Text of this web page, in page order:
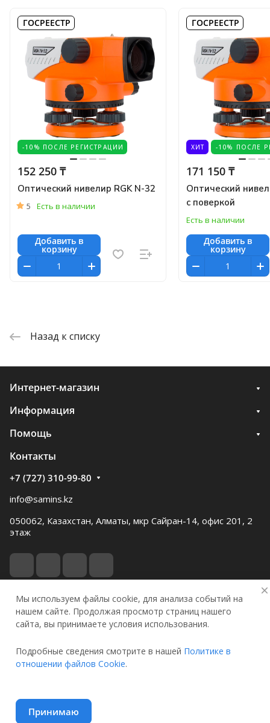
-10% ПОСЛЕ РЕГИСТРАЦИИ
ГОСРЕЕСТР
152 250 ₸
Оптический нивелир RGK N-32
5 Есть в наличии
Добавить в
корзину
ХИТ -10% ПОСЛЕ
ГОСРЕЕСТР
171 150 ₸
Оптический
с поверкой
Есть в наличии
Добавить в
корзину
Назад к списку
Интернет-магазин
Информация
Помощь
Контакты
+7 (727) 310-99-80
info@samins.kz
050062, Казахстан, Алматы, мкр Сайран-14, офис 201, 2
этаж
© 2026 Samgau instruments
Мы используем файлы cookie, для анализа событий на
нашем сайте. Продолжая просмотр страниц нашего
сайта, вы принимаете условия использования.
Подробные сведения смотрите в нашей Политике в
отношении файлов Cookie.
Принимаю